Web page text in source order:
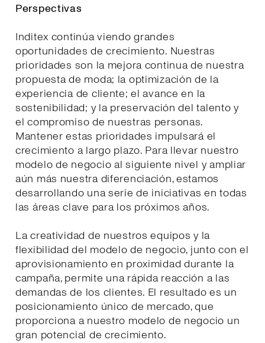
Perspectivas
Inditex continúa viendo grandes
oportunidades de crecimiento. Nuestras
prioridades son la mejora continua de nuestra
propuesta de moda; la optimización de la
experiencia de cliente; el avance en la
sostenibilidad; y la preservación del talento y
el compromiso de nuestras personas.
Mantener estas prioridades impulsará el
crecimiento a largo plazo. Para llevar nuestro
modelo de negocio al siguiente nivel y ampliar
aún más nuestra diferenciación, estamos
desarrollando una serie de iniciativas en todas
las áreas clave para los próximos años.
La creatividad de nuestros equipos y la
flexibilidad del modelo de negocio, junto con el
aprovisionamiento en proximidad durante la
campaña, permite una rápida reacción a las
demandas de los clientes. El resultado es un
posicionamiento único de mercado, que
proporciona a nuestro modelo de negocio un
gran potencial de crecimiento.